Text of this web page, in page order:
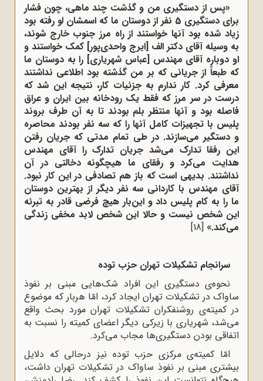
«پس از دستگیری من و گذشت چند ماهی، چون فشار
برای دستگیری 5 نفر از دوستان ما که اسمشان لو رفته بود
زیاد شده بود آنها خواستند از راه مرز جنوب خارج شوند،
به وسیله آقای دکتر الف‌ [ایرج واحدی‌پور] کمک خواستند و
او دوباره آقای مهندس [عباس شهریاری] را به دوستان ما
که طبعاً از جریانی که بر من گذشته بود اطلاعی نداشتند
معرفی کرد. کار ندارم به جزئیات کار، نتیجه این شد که
درست در سر مرز که فقط یک رودخانه بین ایران و عراق
فاصله بود و آنها منتظر بلم بودند تا به آن طرف بروند
پلیس با تجهیزات کامل آنها را که سه نفر بودند محاصره
و دستگیر می‌سازند. در طی تمام مدتی که جریان رفتن
این رفقا تدارک می‌شد جریان تدارک را آقای مهندس
هدایت می‌کرد و رفقای ما هیچگونه دخالتی در آن
نداشتند. بدیهی است که باز هم تصادفی در این کار نبود.
آقای مهندس با کاردانی سه نفر دیگر از بهترین دوستان
ما را به کام پلیس داد و این‌بار هیچ فرضی قادر به تبرئه
این شخص نیست و حالا این شخص لابد مخفی زندگی
می‌کند.» [18]
سرانجام تشکیلات تهران حزب توده
نحوه‌ی دستگیری این افراد شک‌هایی مبنی بر نفوذ
ساواک در تشکیلات تهران ایجاد کرد، امّا هربار که موضوع
در کمیته‌ی روشنفکران تشکیلات تهران مورد بحث واقع
می‌شد، شهریاری با زیرکی دیگر اعضای کمیته را نسبت به
اتفاقی بودن دستگیری‌ها مجاب می‌کرد.
امّا کمیته‌ی مرکزی حزب توده نیز درحالی که دلایل
بیشتری مبنی بر نفوذ ساواک در تشکیلات تهران داشت،